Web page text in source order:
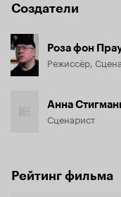
Создатели
Роза фон
Режиссёр,
Анна
Сценарист
Рейтинг фильма